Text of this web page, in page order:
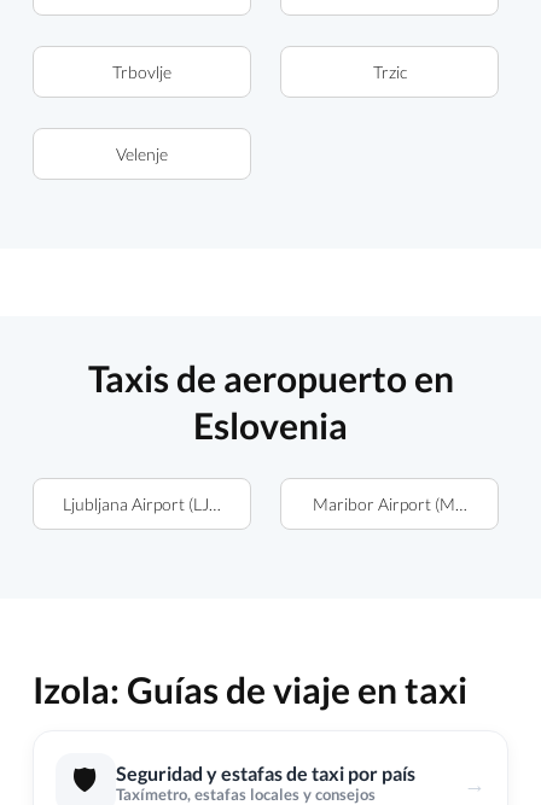
Trbovlje Trzic
Velenje
Taxis de aeropuerto en
Eslovenia
Ljubljana Airport (LJU) Maribor Airport (MBX)
Izola: Guías de viaje en taxi
🛡️ Seguridad y estafas de taxi por país
Taxímetro, estafas locales y consejos →